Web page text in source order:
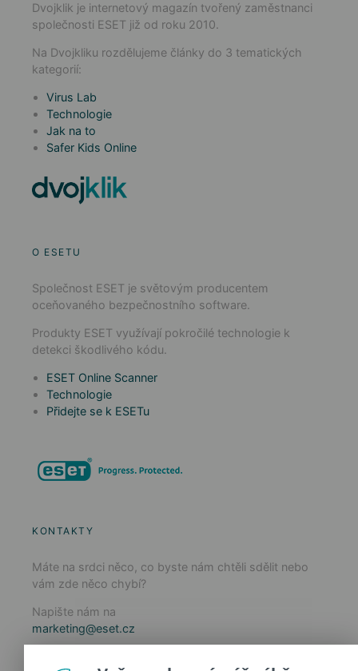
Dvojklik je internetový magazín tvořený zaměstnanci
společnosti ESET již od roku 2010.
Na Dvojkliku rozdělujeme články do 3 tematických
kategorií:
Virus Lab
Technologie
Jak na to
Safer Kids Online
O ESETU
Společnost ESET je světovým producentem
oceňovaného bezpečnostního software.
Produkty ESET využívají pokročilé technologie k
detekci škodlivého kódu.
ESET Online Scanner
Technologie
Přidejte se k ESETu
KONTAKTY
Máte na srdci něco, co byste nám chtěli sdělit nebo
vám zde něco chybí?
Napište nám na
marketing@eset.cz